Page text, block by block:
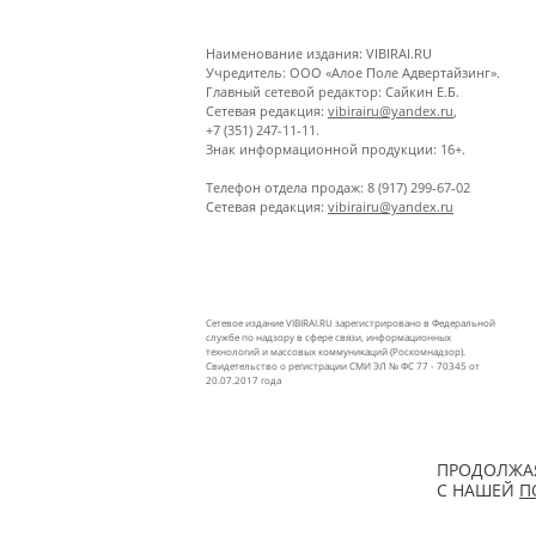
Наименование издания: VIBIRAI.RU
Учредитель: ООО «Алое Поле Адвертайзинг».
Главный сетевой редактор: Сайкин Е.Б.
Сетевая редакция: vibirairu@yandex.ru
+7 (351) 247-11-11.
Знак информационной продукции: 16+.
Телефон отдела продаж: 8 (917) 299-67-02
Сетевая редакция: vibirairu@yandex.ru
Сетевое издание VIBIRAI.RU зарегистрировано в Федеральной
службе по надзору в сфере связи, информационных
технологий и массовых коммуникаций (Роскомнадзор).
Свидетельство о регистрации СМИ ЭЛ № ФС 77 - 70345 от
20.07.2017 года
С НАШЕЙ